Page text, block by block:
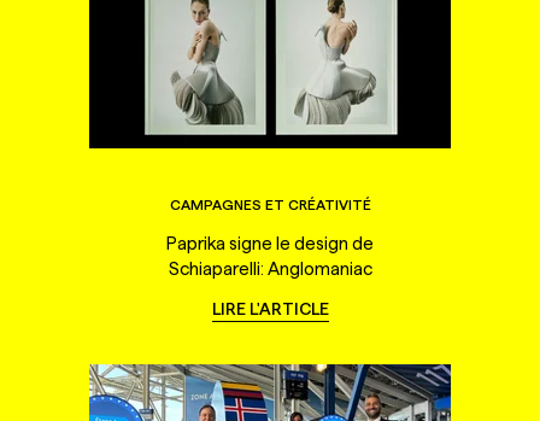
CAMPAGNES ET CRÉATIVITÉ
Paprika signe le design de
Schiaparelli: Anglomaniac
LIRE L'ARTICLE